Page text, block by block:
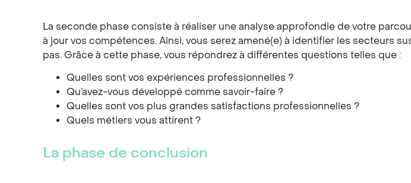
La seconde phase consiste à réaliser une analyse approfondie de votre
à jour vos compétences. Ainsi, vous serez amené(e) à identifier les secteurs
pas. Grâce à cette phase, vous répondrez à différentes questions telles que :
Quelles sont vos expériences professionnelles ?
Qu’avez-vous développé comme savoir-faire ?
Quelles sont vos plus grandes satisfactions professionnelles ?
Quels métiers vous attirent ?
La phase de conclusion